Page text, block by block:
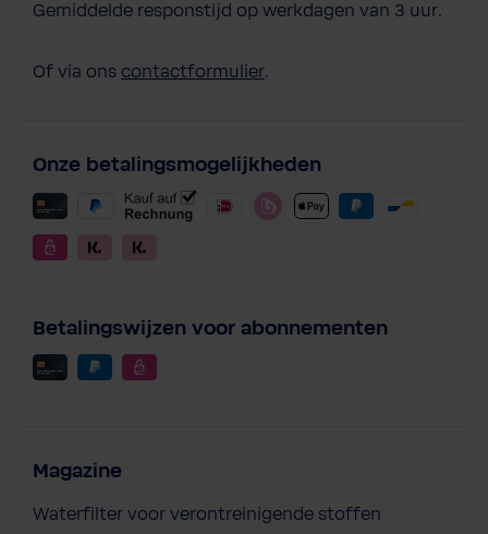
Gemiddelde responstijd op werkdagen van 3 uur.
Of via ons contactformulier.
Onze betalingsmogelijkheden
Betalingswijzen voor abonnementen
Magazine
Waterfilter voor verontreinigende stoffen